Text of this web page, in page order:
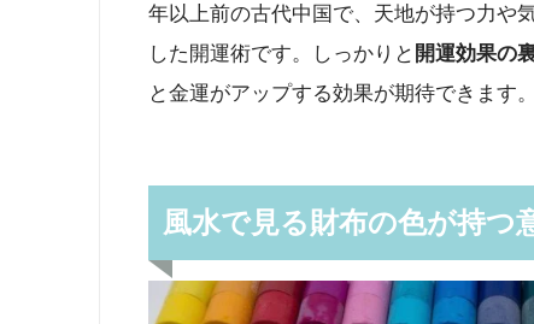
年以上前の古代中国で、天地が持つ力や
した開運術です。しっかりと 開運効果の
と金運がアップする効果が期待できます。
風水で見る財布の色が持つ